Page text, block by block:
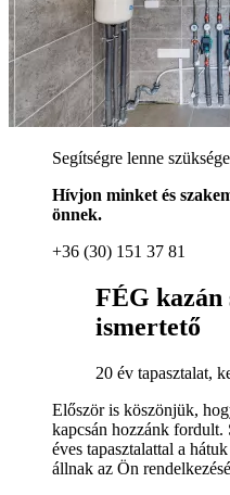
Segítségre lenne
Hívjon minket és
önnek.
+36 (30) 151 37 81
FÉG
ismertető
20 év tapasztalat,
Először is köszönjük,
kapcsán hozzánk
éves tapasztalattal a
állnak az Ön